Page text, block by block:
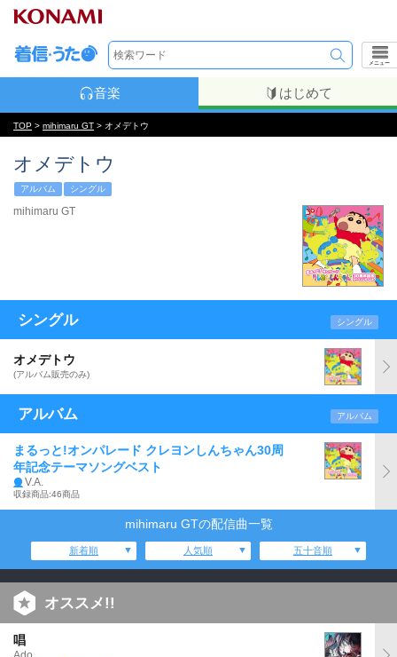
メニュー
音楽 はじめて
TOP > mihimaru GT > オメデトウ
オメデトウ
アルバム シングル
mihimaru GT
シングル シングル
オメデトウ
(アルバム販売のみ)
アルバム アルバム
まるっと!オンパレード クレヨンしんちゃん30周
年記念テーマソングベスト
V.A.
収録商品:46商品
mihimaru GTの配信曲一覧
新着順 人気順 五十音順
オススメ!!
唱